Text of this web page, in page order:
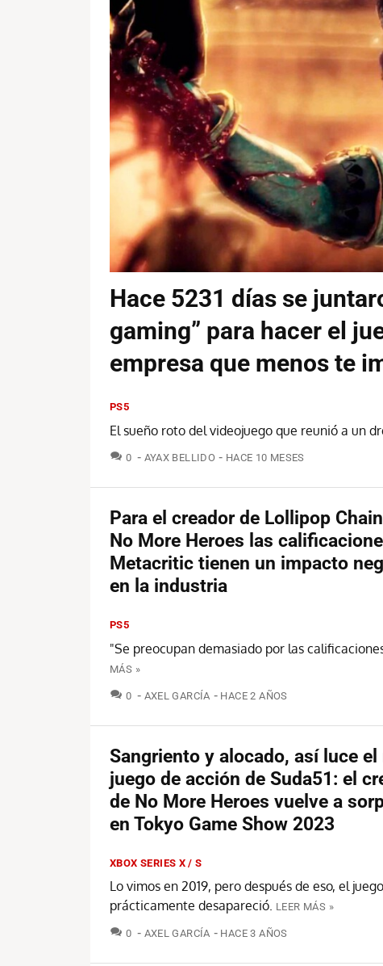
Hace 5231 días se
gaming” para hacer el
empresa que menos te
PS5
El sueño roto del videojuego que reunió a un
0 COMENTARIOS
AYAX BELLIDO HACE 10 MESES
Para el creador de Lollipop
No More Heroes las
Metacritic tienen un impacto
en la industria
PS5
"Se preocupan demasiado por las
MÁS »
0 COMENTARIOS
AXEL GARCÍA HACE 2 AÑOS
Sangriento y alocado, así luce el
juego de acción de Suda51: el
de No More Heroes vuelve a
en Tokyo Game Show 2023
XBOX SERIES X / S
Lo vimos en 2019, pero después de eso, el juego
prácticamente desapareció. LEER MÁS »
0 COMENTARIOS
AXEL GARCÍA HACE 3 AÑOS